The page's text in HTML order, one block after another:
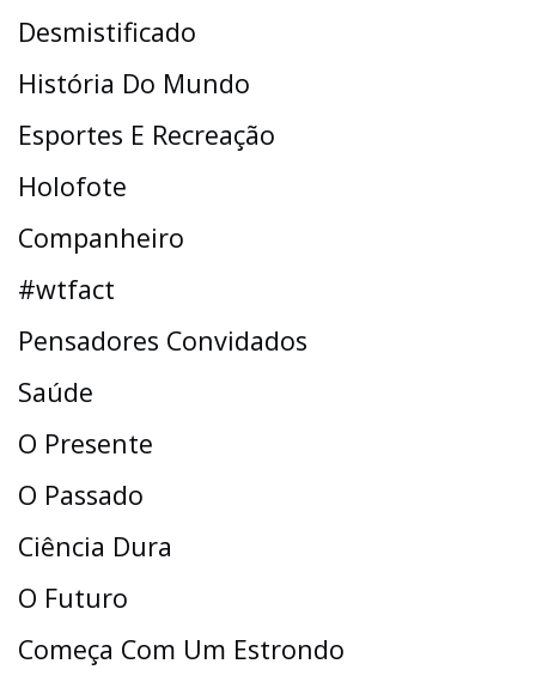
Desmistificado
História Do Mundo
Esportes E Recreação
Holofote
Companheiro
#wtfact
Pensadores Convidados
Saúde
O Presente
O Passado
Ciência Dura
O Futuro
Começa Com Um Estrondo